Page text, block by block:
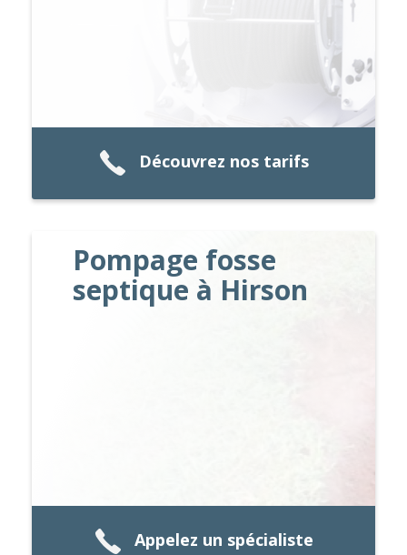
Découvrez nos tarifs
Pompage fosse
septique à Hirson
Appelez un spécialiste